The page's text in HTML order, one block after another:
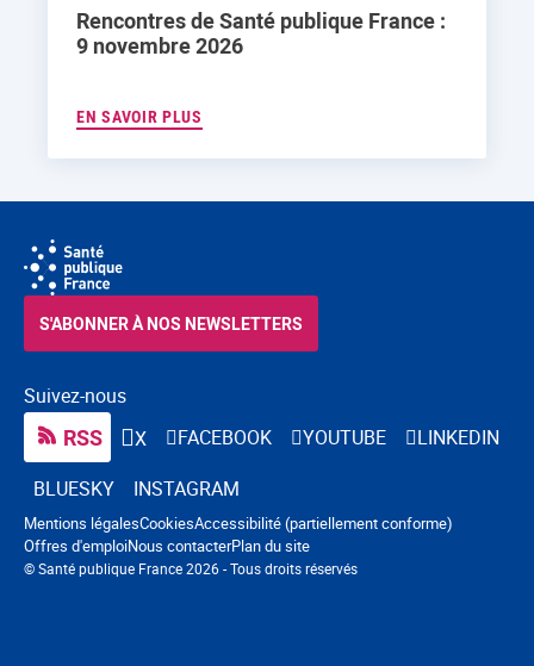
Rencontres de Santé publique France :
9 novembre 2026
EN SAVOIR PLUS
Suivez-nous
RSS X FACEBOOK YOUTUBE
LINKEDIN
BLUESKY
INSTAGRAM
S'ABONNER À NOS NEWSLETTERS
© Santé publique France 2026 - Tous droits réservés
Navigation pied de page
Mentions légalesCookiesAccessibilité (partiellement conforme)
Offres d'emploiNous contacterPlan du site